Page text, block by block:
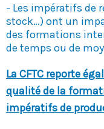
- Les impératifs de
stock…) ont un
des formations
de temps ou de
La CFTC reporte
qualité de la
impératifs de